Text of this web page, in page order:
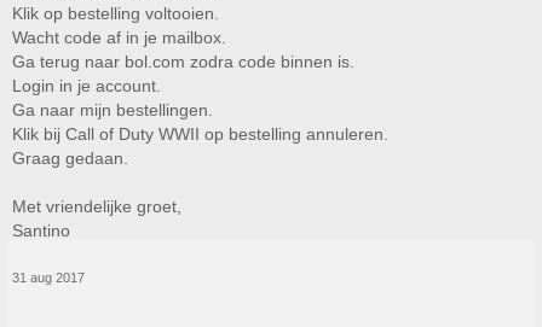
Klik op bestelling voltooien.
Wacht code af in je mailbox.
Ga terug naar bol.com zodra code binnen is.
Login in je account.
Ga naar mijn bestellingen.
Klik bij Call of Duty WWII op bestelling annuleren.
Graag gedaan.
Met vriendelijke groet,
Santino
31 aug 2017